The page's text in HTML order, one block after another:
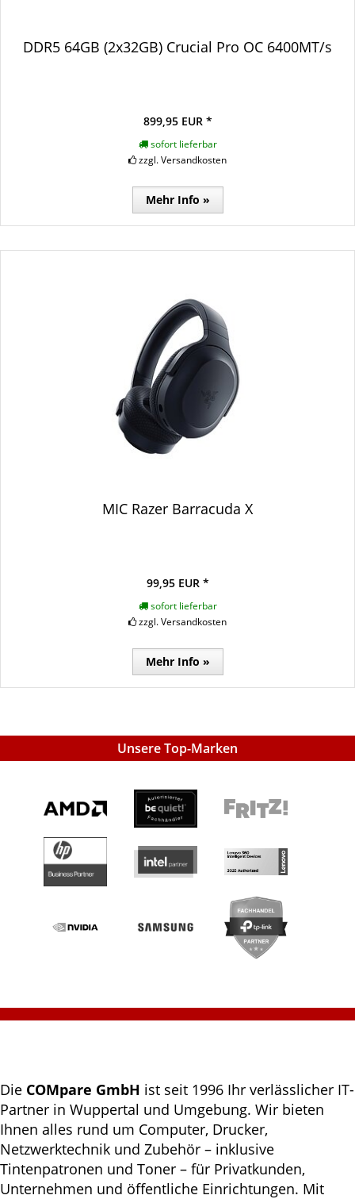
DDR5 64GB (2x32GB) Crucial Pro OC 6400MT/s
899,95 EUR *
sofort lieferbar
zzgl. Versandkosten
Mehr Info »
MIC Razer Barracuda X
99,95 EUR *
sofort lieferbar
zzgl. Versandkosten
Mehr Info »
Unsere Top-Marken
Die COMpare GmbH ist seit 1996 Ihr verlässlicher IT-
Partner in Wuppertal und Umgebung. Wir bieten
Ihnen alles rund um Computer, Drucker,
Netzwerktechnik und Zubehör – inklusive
Tintenpatronen und Toner – für Privatkunden,
Unternehmen und öffentliche Einrichtungen. Mit